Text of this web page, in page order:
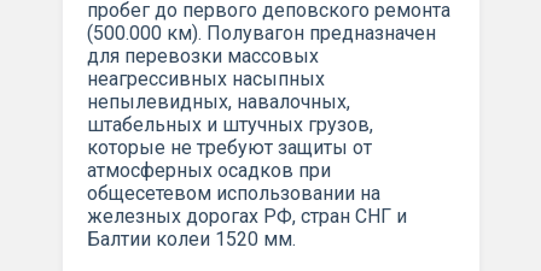
пробег до первого деповского ремонта
(500.000 км). Полувагон предназначен
для перевозки массовых
неагрессивных насыпных
непылевидных, навалочных,
штабельных и штучных грузов,
которые не требуют защиты от
атмосферных осадков при
общесетевом использовании на
железных дорогах РФ, стран СНГ и
Балтии колеи 1520 мм.